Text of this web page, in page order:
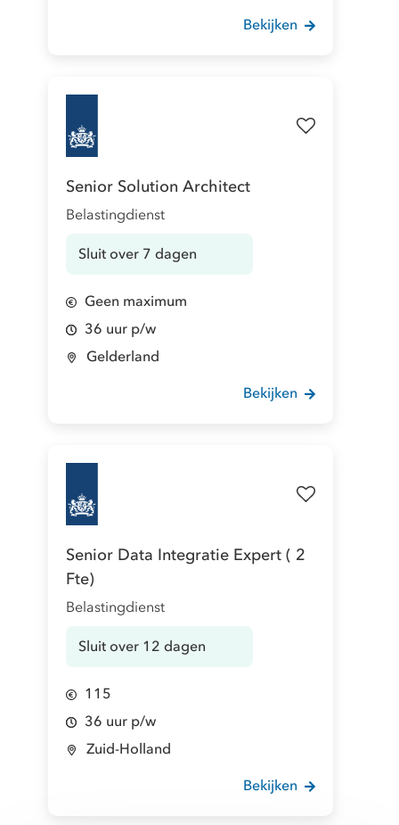
Bekijken
Senior Solution Architect
Belastingdienst
Sluit over 7 dagen
Geen maximum
36 uur p/w
Gelderland
Bekijken
Senior Data Integratie Expert ( 2
Fte)
Belastingdienst
Sluit over 12 dagen
115
36 uur p/w
Zuid-Holland
Bekijken